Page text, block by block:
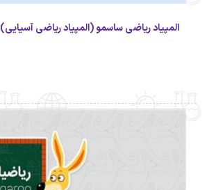
المپیاد ریاضی ساسمو (المپیاد ریاضی آسیایی)